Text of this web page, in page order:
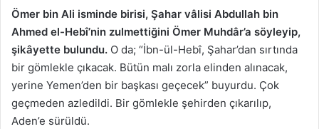
Ömer bin Ali isminde birisi, Şahar vâlisi Abdullah bin
Ahmed el-Hebî’nin zulmettiğini Ömer Muhdâr’a söyleyip,
şikâyette bulundu. O da; “İbn-ül-Hebî, Şahar’dan sırtında
bir gömlekle çıkacak. Bütün malı zorla elinden alınacak,
yerine Yemen’den bir başkası geçecek” buyurdu. Çok
geçmeden azledildi. Bir gömlekle şehirden çıkarılıp,
Aden’e sürüldü.